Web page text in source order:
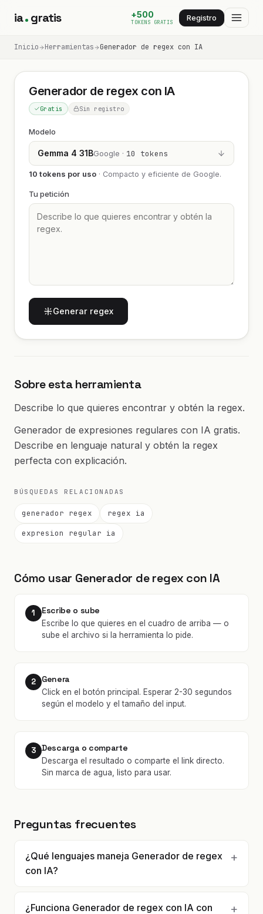
ia gratis +500
TOKENS GRATIS Registro
Inicio Herramientas Generador de regex con IA
Generador de regex con IA
Gratis Sin registro
Modelo
Gemma 4 31BGoogle · 10 tokens
10 tokens por uso · Compacto y eficiente de Google.
Tu petición
Generar regex
Sobre esta herramienta
Describe lo que quieres encontrar y obtén la regex.
Generador de expresiones regulares con IA gratis.
Describe en lenguaje natural y obtén la regex
perfecta con explicación.
BÚSQUEDAS RELACIONADAS
generador regex
regex ia
expresion regular ia
Cómo usar Generador de regex con IA
1 Escribe o sube
Escribe lo que quieres en el cuadro de arriba — o
sube el archivo si la herramienta lo pide.
2 Genera
Click en el botón principal. Esperar 2-30 segundos
según el modelo y el tamaño del input.
3 Descarga o comparte
Descarga el resultado o comparte el link directo.
Sin marca de agua, listo para usar.
Preguntas frecuentes
¿Qué lenguajes maneja Generador de regex
con IA?
¿Funciona Generador de regex con IA con